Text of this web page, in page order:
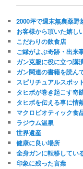
2000坪で週末無農薬野
お客様から頂いた嬉し
こだわりの飲食店
ご縁がよぶ奇跡・出来
ガン克服に役に立つ講
ガン関連の書籍を読ん
スピリチュアルスポッ
タヒボが巻き起こす奇
タヒボを伝える事に情
マクロビオティック食
ラジウム温泉
世界遺産
健康に良い場所
全身ガンに転移してい
印象に残った言葉